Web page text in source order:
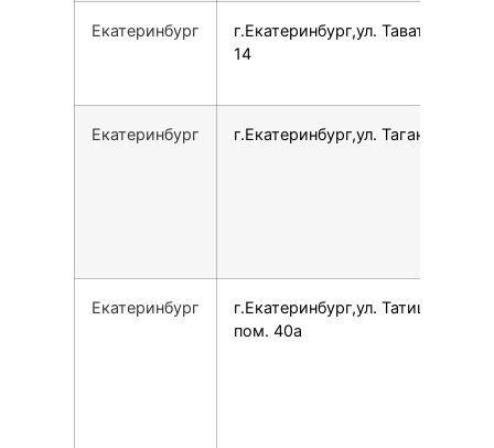
Екатеринбург
г.Екатеринбург,ул. Таватуйская,
14
Екатеринбург г.Екатеринбург,ул. Таганская, 79
Екатеринбург
г.Екатеринбург,ул. Татищева, 60
пом. 40а